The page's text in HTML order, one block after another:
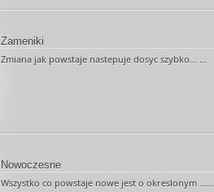
Zameniki
Zmiana jak powstaje nastepuje dosyc szybko... ...
Nowoczesne
Wszystko co powstaje nowe jest o okreslonym